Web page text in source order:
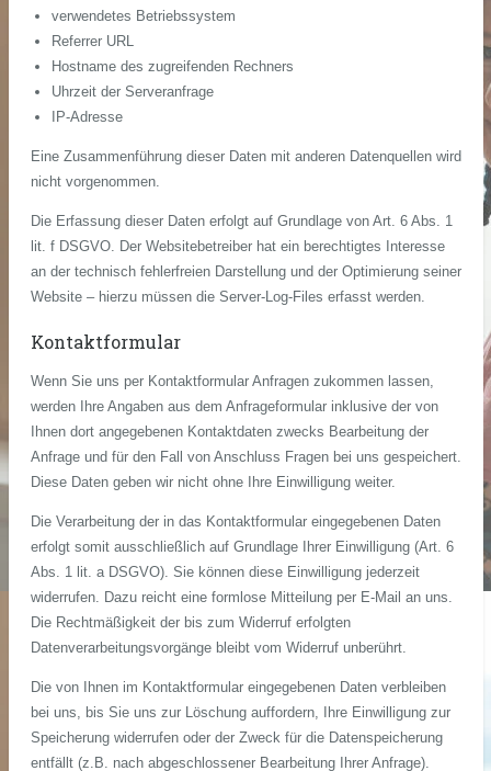
verwendetes Betriebssystem
Referrer URL
Hostname des zugreifenden Rechners
Uhrzeit der Serveranfrage
IP-Adresse
Eine Zusammenführung dieser Daten mit anderen Datenquellen wird
nicht vorgenommen.
Die Erfassung dieser Daten erfolgt auf Grundlage von Art. 6 Abs. 1
lit. f DSGVO. Der Websitebetreiber hat ein berechtigtes Interesse
an der technisch fehlerfreien Darstellung und der Optimierung seiner
Website – hierzu müssen die Server-Log-Files erfasst werden.
Kontaktformular
Wenn Sie uns per Kontaktformular Anfragen zukommen lassen,
werden Ihre Angaben aus dem Anfrageformular inklusive der von
Ihnen dort angegebenen Kontaktdaten zwecks Bearbeitung der
Anfrage und für den Fall von Anschluss Fragen bei uns gespeichert.
Diese Daten geben wir nicht ohne Ihre Einwilligung weiter.
Die Verarbeitung der in das Kontaktformular eingegebenen Daten
erfolgt somit ausschließlich auf Grundlage Ihrer Einwilligung (Art. 6
Abs. 1 lit. a DSGVO). Sie können diese Einwilligung jederzeit
widerrufen. Dazu reicht eine formlose Mitteilung per E-Mail an uns.
Die Rechtmäßigkeit der bis zum Widerruf erfolgten
Datenverarbeitungsvorgänge bleibt vom Widerruf unberührt.
Die von Ihnen im Kontaktformular eingegebenen Daten verbleiben
bei uns, bis Sie uns zur Löschung auffordern, Ihre Einwilligung zur
Speicherung widerrufen oder der Zweck für die Datenspeicherung
entfällt (z.B. nach abgeschlossener Bearbeitung Ihrer Anfrage).